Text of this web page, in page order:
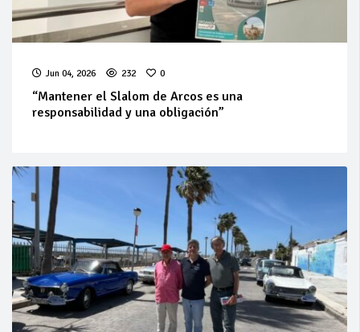
Jun 04, 2026 232 0
“Mantener el Slalom de Arcos es una
responsabilidad y una obligación”